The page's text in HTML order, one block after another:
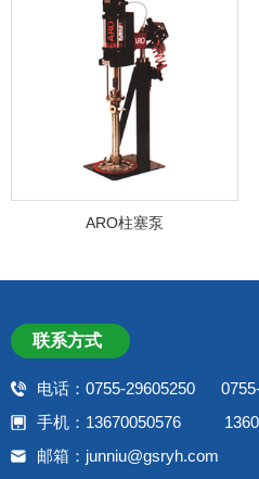
ARO柱塞泵
联系方式
电话：0755-29605250
手机：13670050576
邮箱：junniu@gsryh.com